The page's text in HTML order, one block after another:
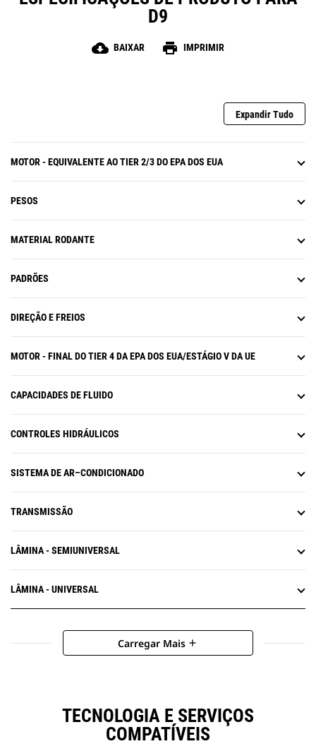
de segurança para a equipe de
D9
cloud_download BAIXAR print IMPRIMIR
Expandir Tudo
MOTOR - EQUIVALENTE AO TIER 2/3 DO EPA DOS EUA
PESOS
MATERIAL RODANTE
PADRÕES
DIREÇÃO E FREIOS
MOTOR - FINAL DO TIER 4 DA EPA DOS EUA/ESTÁGIO V DA UE
CAPACIDADES DE FLUIDO
CONTROLES HIDRÁULICOS
SISTEMA DE AR–CONDICIONADO
TRANSMISSÃO
LÂMINA - SEMIUNIVERSAL
LÂMINA - UNIVERSAL
Carregar Mais add
TECNOLOGIA E SERVIÇOS
COMPATÍVEIS